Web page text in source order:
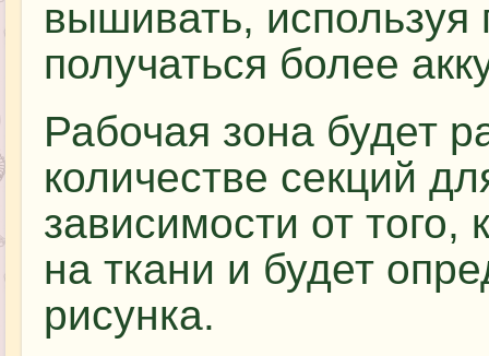
вышивать, используя
получаться более
Рабочая зона будет
количестве секций
зависимости от того,
на ткани и будет
рисунка.